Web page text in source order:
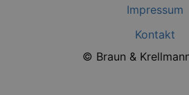
Impressum
Kontakt
© Braun &
grundlegenden Funktionen